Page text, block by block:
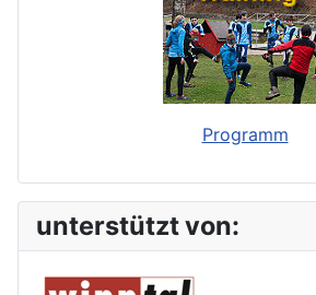
Programm
unterstützt von: